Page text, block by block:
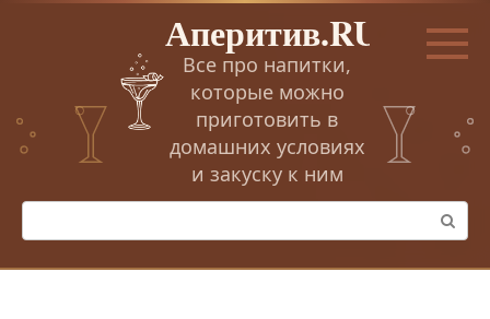
Перейти
Аперитив.RU
Все про напитки,
которые можно
приготовить в
домашних условиях
и закуску к ним
Поиск: